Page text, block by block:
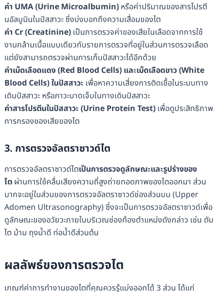
ค่า UMA (Urine Microalbumin)หรือค่าปริมาณของสารโปรตี
นอัลบูมินในปัสสาวะ ซึ่งบ่งบอกถึงความเสื่อมของไต
ค่า Cr (Creatinine) เป็นการตรวจค่าของเสียในเลือดจากการใช้
งานกล้ามเนื้อแบบเดียวกับรายการตรวจที่อยู่ในส่วนการตรวจเลือด
แต่ยังสามารถตรวจผ่านการเก็บปัสสาวะได้อีกด้วย
ค่าเม็ดเลือดแดง (Red Blood Cells) และเม็ดเลือดขาว (White
Blood Cells)ในปัสสาวะ เพื่อหาความเสี่ยงการติดเชื้อในระบบทาง
เดินปัสสาวะ หรือภาวะบาดเจ็บในทางเดินปัสสาวะ
ค่าสารโปรตีนในปัสสาวะ (Urine Protein Test)เพื่อดูประสิทธิภาพ
การกรองของเสียของไต
3. การตรวจอัลตราซาวด์ไต
การตรวจอัลตราซาวด์ไตเป็นการตรวจดูลักษณะและรูปร่างของ
ไตผ่านการใช้คลื่นเสียงความถี่สูงถ่ายทอดภาพของไตออกมา ส่วน
มากจะอยู่ในส่วนของการตรวจอัลตราซาวด์ช่องส่วนบน (Upper
Adomen Ultrasonography) ซึ่งจะเป็นการตรวจอัลตราซาวด์เพื่อ
ดูลักษณะของอวัยวะภายในบริเวณช่องท้องตำแหน่งดังกล่าว เช่น ตับ
ไต ม้าม ถุงน้ำดี ท่อน้ำดีส่วนต้น
ผลลัพธ์ของการตรวจไต
เกณฑ์ค่าการทำงานของไตที่คุณควรรู้แบ่งออกได้ 3 ส่วน ได้แก่